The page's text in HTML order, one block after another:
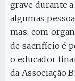
grave durante
algumas
mas, com
de sacrifício é
o educador
da Associação